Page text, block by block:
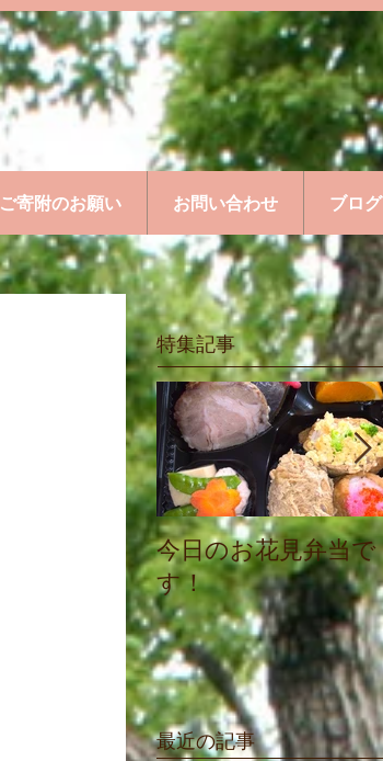
ご寄附のお願い お問い合わせ ブログ
特集記事
今日のお花見弁当で
す！
最近の記事